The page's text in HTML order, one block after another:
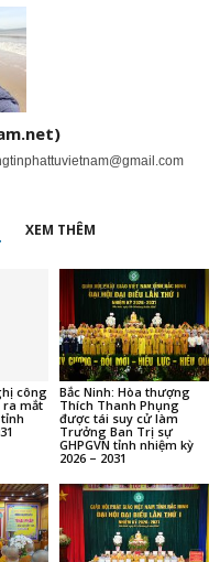
XEM THÊM
công
ra mắt
Bắc Ninh: Hòa thượng
Thích Thanh Phụng
được tái suy cử làm
Trưởng Ban Trị sự
GHPGVN tỉnh nhiệm kỳ
2026 – 2031